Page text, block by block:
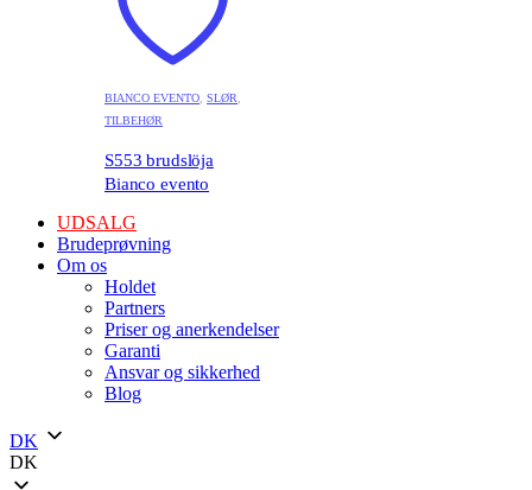
BIANCO EVENTO, SLØR,
TILBEHØR
S553 brudslöja
Bianco evento
UDSALG
Brudeprøvning
Om os
Holdet
Partners
Priser og anerkendelser
Garanti
Ansvar og sikkerhed
Blog
DK
DK